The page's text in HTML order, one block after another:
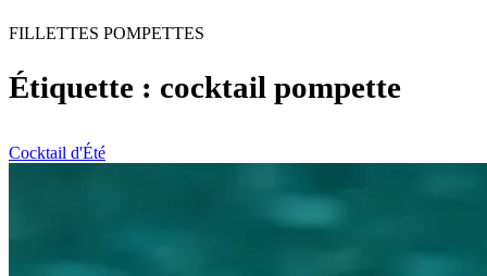
FILLETTES POMPETTES
Étiquette : cocktail pompette
Cocktail d'Été